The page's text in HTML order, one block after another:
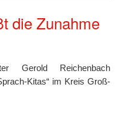
die Zunahme
Gerold Reichenbach
Kitas“ im Kreis Groß-